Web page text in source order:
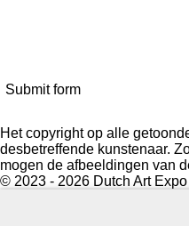
Submit form
Het copyright op alle
desbetreffende kunstenaar.
mogen de afbeeldingen van
© 2023 - 2026 Dutch Art Expo